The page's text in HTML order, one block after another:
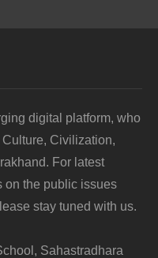
digital platform, who
Civilization,
For latest
on the public issues
stay tuned with us.
Sahastradhara